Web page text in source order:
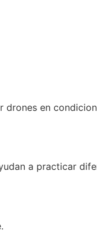
en
a practicar